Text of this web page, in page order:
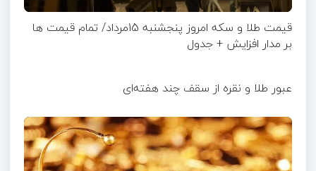
قیمت طلا و سکه امروز پنجشنبه 15مرداد/ تمام قیمت ها
بر مدار افزایش + جدول
عبور طلا و نقره از سقف چند هفته‌ای